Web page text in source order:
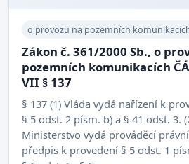
o provozu na pozemních
Zákon č. 361/2000 Sb., o
pozemních komunikacích
VII § 137
§ 137 (1) Vláda vydá nařízení k
§ 5 odst. 2 písm. b) a § 41 odst. 3.
Ministerstvo vydá prováděcí právní
předpis k provedení § 5 odst. 1